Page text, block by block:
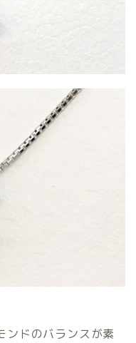
ンドのバランスが素